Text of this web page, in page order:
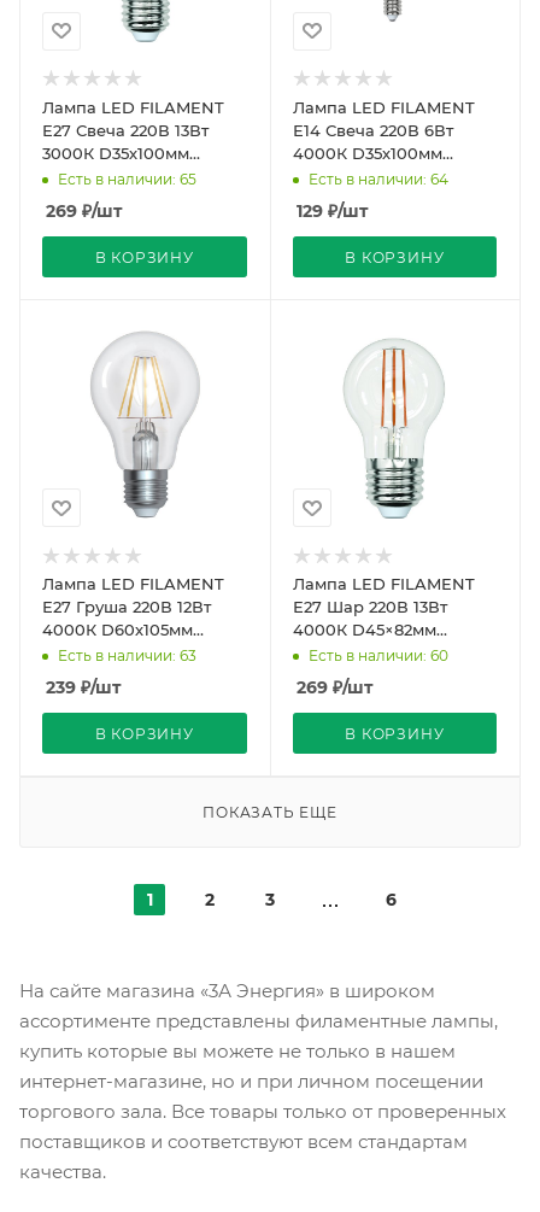
Лампа LED FILAMENT
Е27 Свеча 220В 13Вт
3000К D35х100мм
Прозрачная колба 360º
1150Лм Sky Uniel
Есть в наличии: 65
269 ₽/шт
В КОРЗИНУ
Лампа LED FILAMENT
Е14 Свеча 220В 6Вт
4000К D35х100мм
Прозрачная колба 360º
500Лм Sky Uniel
Есть в наличии: 64
129₽/шт
В КОРЗИНУ
Лампа LED FILAMENT
Е27 Груша 220В 12Вт
4000К D60х105мм
Прозрачная колба 360º
1200Лм Sky Uniel
Есть в наличии: 63
239 ₽/шт
В КОРЗИНУ
Лампа LED FILAMENT
Е27 Шар 220В 13Вт
4000К D45×82мм
Прозрачная колба 360º
Есть в наличии: 60
269₽/шт
В КОРЗИНУ
ПОКАЗАТЬ ЕЩЕ
1 2 3 6
На сайте магазина «3А Энергия» в широком
ассортименте представлены филаментные лампы,
купить которые вы можете не только в нашем
интернет-магазине, но и при личном посещении
торгового зала. Все товары только от проверенных
поставщиков и соответствуют всем стандартам
качества.